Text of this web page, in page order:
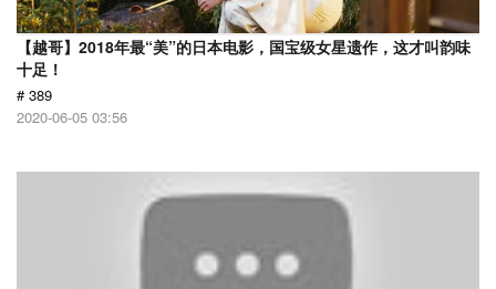
【越哥】2018年最“美”的日本电影，国宝级女星遗作，这才叫韵味
十足！
# 389
2020-06-05 03:56